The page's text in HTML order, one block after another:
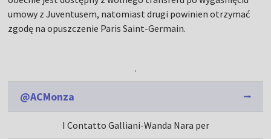
umowy z Juventusem, natomiast drugi powinien otrzymać
zgodę na opuszczenie Paris Saint-Germain.
.
@ACMonza
I Contatto Galliani-Wanda Nara per